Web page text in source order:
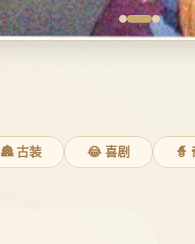
🏯 古装 😂 喜剧 🧙